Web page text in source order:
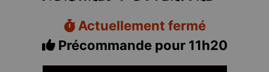
Actuellement fermé
Précommande pour 11h20